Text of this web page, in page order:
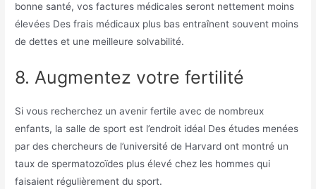
bonne santé, vos factures médicales seront nettement moins
élevées Des frais médicaux plus bas entraînent souvent moins
de dettes et une meilleure solvabilité.
8. Augmentez votre fertilité
Si vous recherchez un avenir fertile avec de nombreux
enfants, la salle de sport est l’endroit idéal Des études menées
par des chercheurs de l’université de Harvard ont montré un
taux de spermatozoïdes plus élevé chez les hommes qui
faisaient régulièrement du sport.